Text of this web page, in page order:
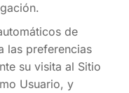
de
las preferencias
su visita al Sitio
Usuario, y